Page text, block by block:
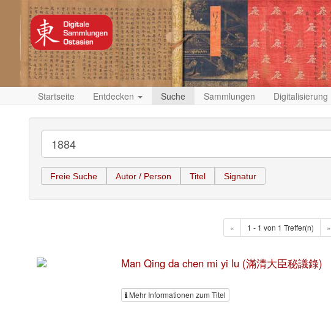
Startseite Entdecken Suche Sammlungen Digitalisierung
Freie Suche Autor / Person Titel Signatur
« 1 - 1 von 1 Treffer(n) »
Man Qing da chen mi yi lu (滿清大臣秘議錄)
Mehr Informationen zum Titel